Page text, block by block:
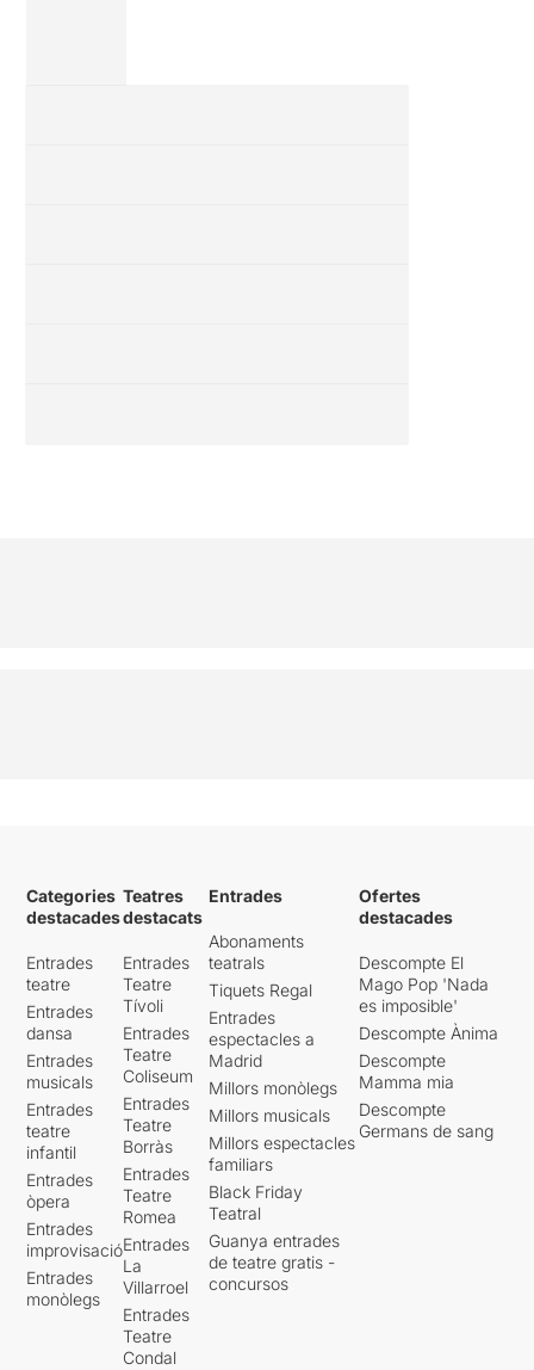
Categories
destacades
Entrades
teatre
Entrades
dansa
Entrades
musicals
Entrades
teatre
infantil
Entrades
òpera
Entrades
improvisació
Entrades
monòlegs
Teatres
destacats
Entrades
Teatre
Tívoli
Entrades
Teatre
Coliseum
Entrades
Teatre
Borràs
Entrades
Teatre
Romea
Entrades
La
Villarroel
Entrades
Teatre
Condal
Entrades
Abonaments
teatrals
Tiquets Regal
Entrades
espectacles a
Madrid
Millors monòlegs
Millors musicals
Millors espectacles
familiars
Black Friday
Teatral
Guanya entrades
de teatre gratis -
concursos
Ofertes
destacades
Descompte El
Mago Pop 'Nada
es imposible'
Descompte Ànima
Descompte
Mamma mia
Descompte
Germans de sang